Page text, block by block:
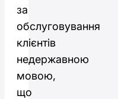
за
обслуговування
клієнтів
недержавною
мовою,
що